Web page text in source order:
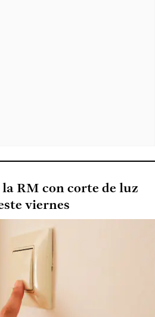
la RM con corte de luz
viernes